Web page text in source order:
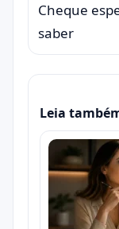
Cheque
saber
Leia